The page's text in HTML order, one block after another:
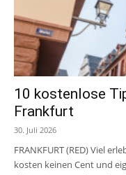
10 kostenlose
Frankfurt
30. Juli 2026
FRANKFURT (RED) Viel
kosten keinen Cent und